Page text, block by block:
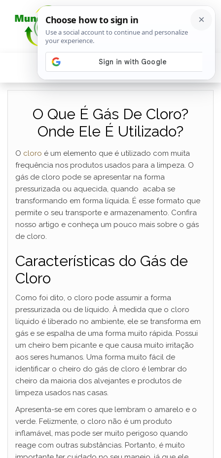
O Que É Gás De Cloro?
Onde Ele É Utilizado?
O cloro é um elemento que é utilizado com muita
frequência nos produtos usados para a limpeza. O
gás de cloro pode se apresentar na forma
pressurizada ou aquecida, quando acaba se
transformando em forma líquida. É esse formato que
permite o seu transporte e armazenamento. Confira
nosso artigo e conheça um pouco mais sobre o gás
de cloro.
Características do Gás de
Cloro
Como foi dito, o cloro pode assumir a forma
pressurizada ou de líquido. À medida que o cloro
líquido é liberado no ambiente, ele se transforma em
gás e se espalha de uma forma muito rápida. Possui
um cheiro bem picante e que causa muito irritação
aos seres humanos. Uma forma muito fácil de
identificar o cheiro do gás de cloro é lembrar do
cheiro da maioria dos alvejantes e produtos de
limpeza usados nas casas.
Apresenta-se em cores que lembram o amarelo e o
verde. Felizmente, o cloro não é um produto
inflamável, mas pode ser muito perigoso quando
reage com outras substâncias. Portanto, é muito